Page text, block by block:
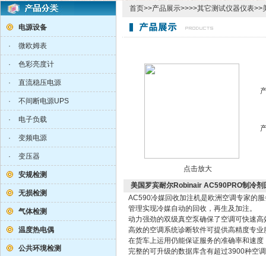
电源设备
· 微欧姆表
· 色彩亮度计
· 直流稳压电源
· 不间断电源UPS
· 电子负载
· 变频电源
· 变压器
安规检测
无损检测
气体检测
温度热电偶
公共环境检测
首页>>产品展示>>>>其它测试仪器仪表>>
点击放大
美国罗宾耐尔Robinair AC590PRO制冷剂
AC590冷媒回收加注机是欧洲空调专家的
管理实现冷媒自动的
动力强劲的双级真空泵确保了空调可快速
高效的空调系统诊断软件可提供高精度专业
在货车上运用仍能保证服务的准确率和速度
完整的可升级的数据库含有超过3900种空